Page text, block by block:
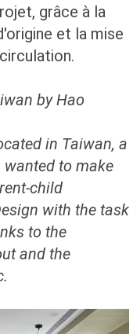
grâce à la
et la mise
by Hao
in Taiwan, a
to make
child
with the task
to the
and the